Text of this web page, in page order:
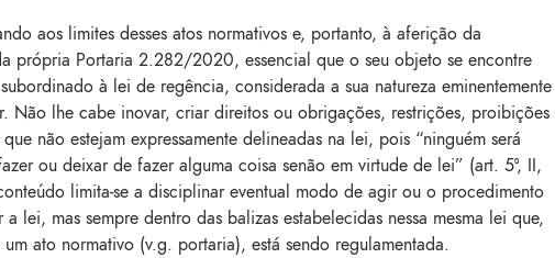
aos limites desses atos normativos e, portanto, à aferição da
própria Portaria 2.282/2020, essencial que o seu objeto se encontre
à lei de regência, considerada a sua natureza eminentemente
Não lhe cabe inovar, criar direitos ou obrigações, restrições, proibições
não estejam expressamente delineadas na lei, pois “ninguém será
ou deixar de fazer alguma coisa senão em virtude de lei” (art. 5º, II,
limita-se a disciplinar eventual modo de agir ou o procedimento
a lei, mas sempre dentro das balizas estabelecidas nessa mesma lei que,
ato normativo (v.g. portaria), está sendo regulamentada.